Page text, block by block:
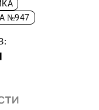
№947